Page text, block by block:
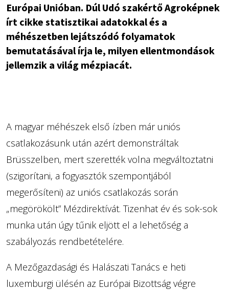
Európai Unióban. Dúl Udó szakértő Agroképnek
írt cikke statisztikai adatokkal és a
méhészetben lejátszódó folyamatok
bemutatásával írja le, milyen ellentmondások
jellemzik a világ mézpiacát.
A magyar méhészek első ízben már uniós
csatlakozásunk után azért demonstráltak
Brüsszelben, mert szerették volna megváltoztatni
(szigorítani, a fogyasztók szempontjából
megerősíteni) az uniós csatlakozás során
„megörökölt” Mézdirektívát. Tizenhat év és sok-sok
munka után úgy tűnik eljött el a lehetőség a
szabályozás rendbetételére.
A Mezőgazdasági és Halászati Tanács e heti
luxemburgi ülésén az Európai Bizottság végre